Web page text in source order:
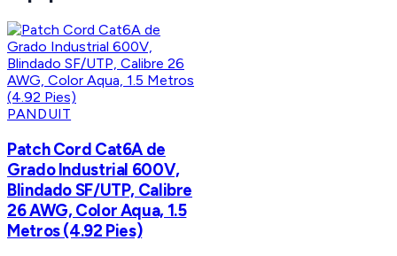
PANDUIT
Patch Cord Cat6A de
Grado Industrial 600V,
Blindado SF/UTP, Calibre
26 AWG, Color Aqua, 1.5
Metros (4.92 Pies)